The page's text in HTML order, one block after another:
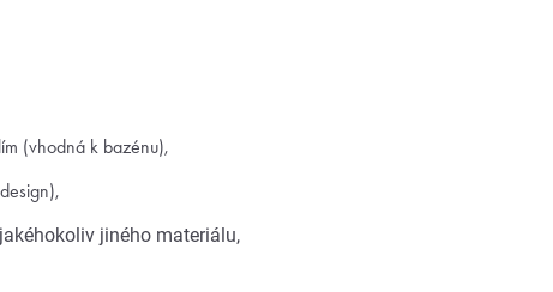
(vhodná k bazénu),
jiného materiálu,